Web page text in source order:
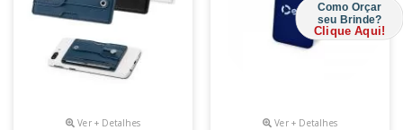
Ver + Detalhes Ver + Detalhes
Como Orçar
seu Brinde?
Clique Aqui!